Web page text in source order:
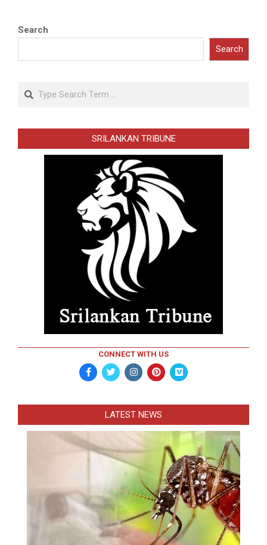
Search
Search
Search
SRILANKAN TRIBUNE
CONNECT WITH US
LATEST NEWS